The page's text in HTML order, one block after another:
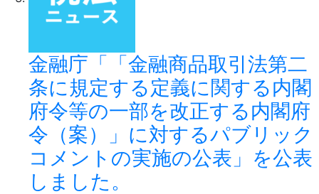
金融庁「「金融商品取引法第二
条に規定する定義に関する内閣
府令等の一部を改正する内閣府
令（案）」に対するパブリック
コメントの実施の公表」を公表
しました。